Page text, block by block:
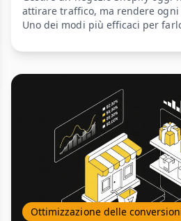
attirare traffico, ma rendere
Uno dei modi più efficaci per
Ottimizzazione delle